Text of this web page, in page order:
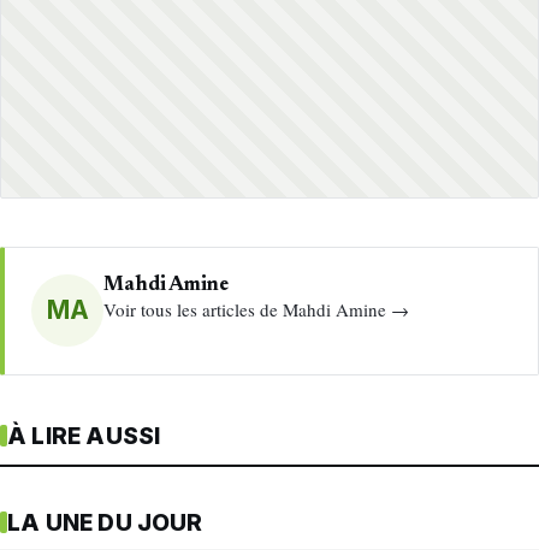
MA
Mahdi Amine
Voir tous les articles de Mahdi Amine →
À LIRE AUSSI
LA UNE DU JOUR